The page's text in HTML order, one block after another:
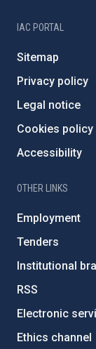
IAC PORTAL
Sitemap
Privacy policy
Legal notice
Cookies policy
Accessibility
OTHER LINKS
Employment
Tenders
Institutional
RSS
Electronic
Ethics channel